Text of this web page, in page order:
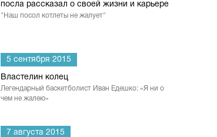
посла рассказал о своей жизни и карьере
"Наш посол котлеты не жалует"
5 сентября 2015
Властелин колец
Легендарный баскетболист Иван Едешко: «Я ни о
чем не жалею»
7 августа 2015